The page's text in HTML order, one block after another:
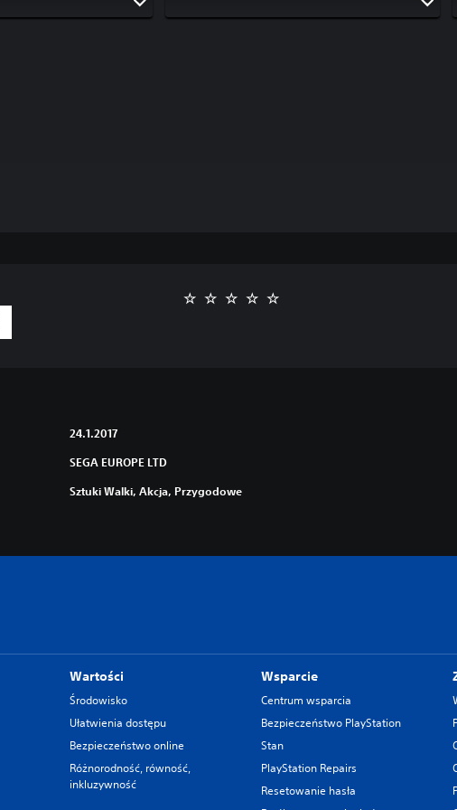
24.1.2017
SEGA EUROPE LTD
Sztuki Walki, Akcja, Przygodowe
Wartości
Środowisko
Ułatwienia dostępu
Bezpieczeństwo online
Różnorodność, równość,
inkluzywność
Wsparcie
Centrum wsparcia
Bezpieczeństwo PlayStation
Stan
PlayStation Repairs
Resetowanie hasła